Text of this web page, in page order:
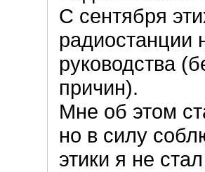
С сентября
радиостанции
руководства
причин).
Мне об этом
но в силу
этики я не